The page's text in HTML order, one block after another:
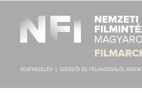
ADATKEZELÉS SZERZŐI ÉS FELHASZNÁLÓI JOGOK